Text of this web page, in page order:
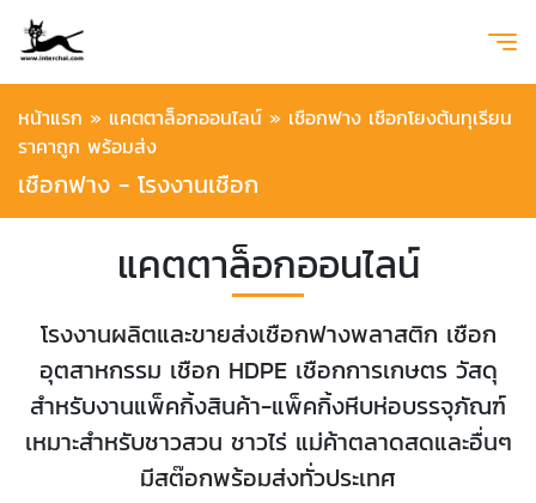
หน้าแรก » แคตตาล็อกออนไลน์ » เชือกฟาง เชือกโยงต้นทุเรียน
ราคาถูก พร้อมส่ง
เชือกฟาง - โรงงานเชือก
แคตตาล็อกออนไลน์
โรงงานผลิตและขายส่งเชือกฟางพลาสติก เชือก
อุตสาหกรรม เชือก HDPE เชือกการเกษตร วัสดุ
สำหรับงานแพ็คกิ้งสินค้า-แพ็คกิ้งหีบห่อบรรจุภัณฑ์
เหมาะสำหรับชาวสวน ชาวไร่ แม่ค้าตลาดสดและอื่นๆ
มีสต๊อกพร้อมส่งทั่วประเทศ